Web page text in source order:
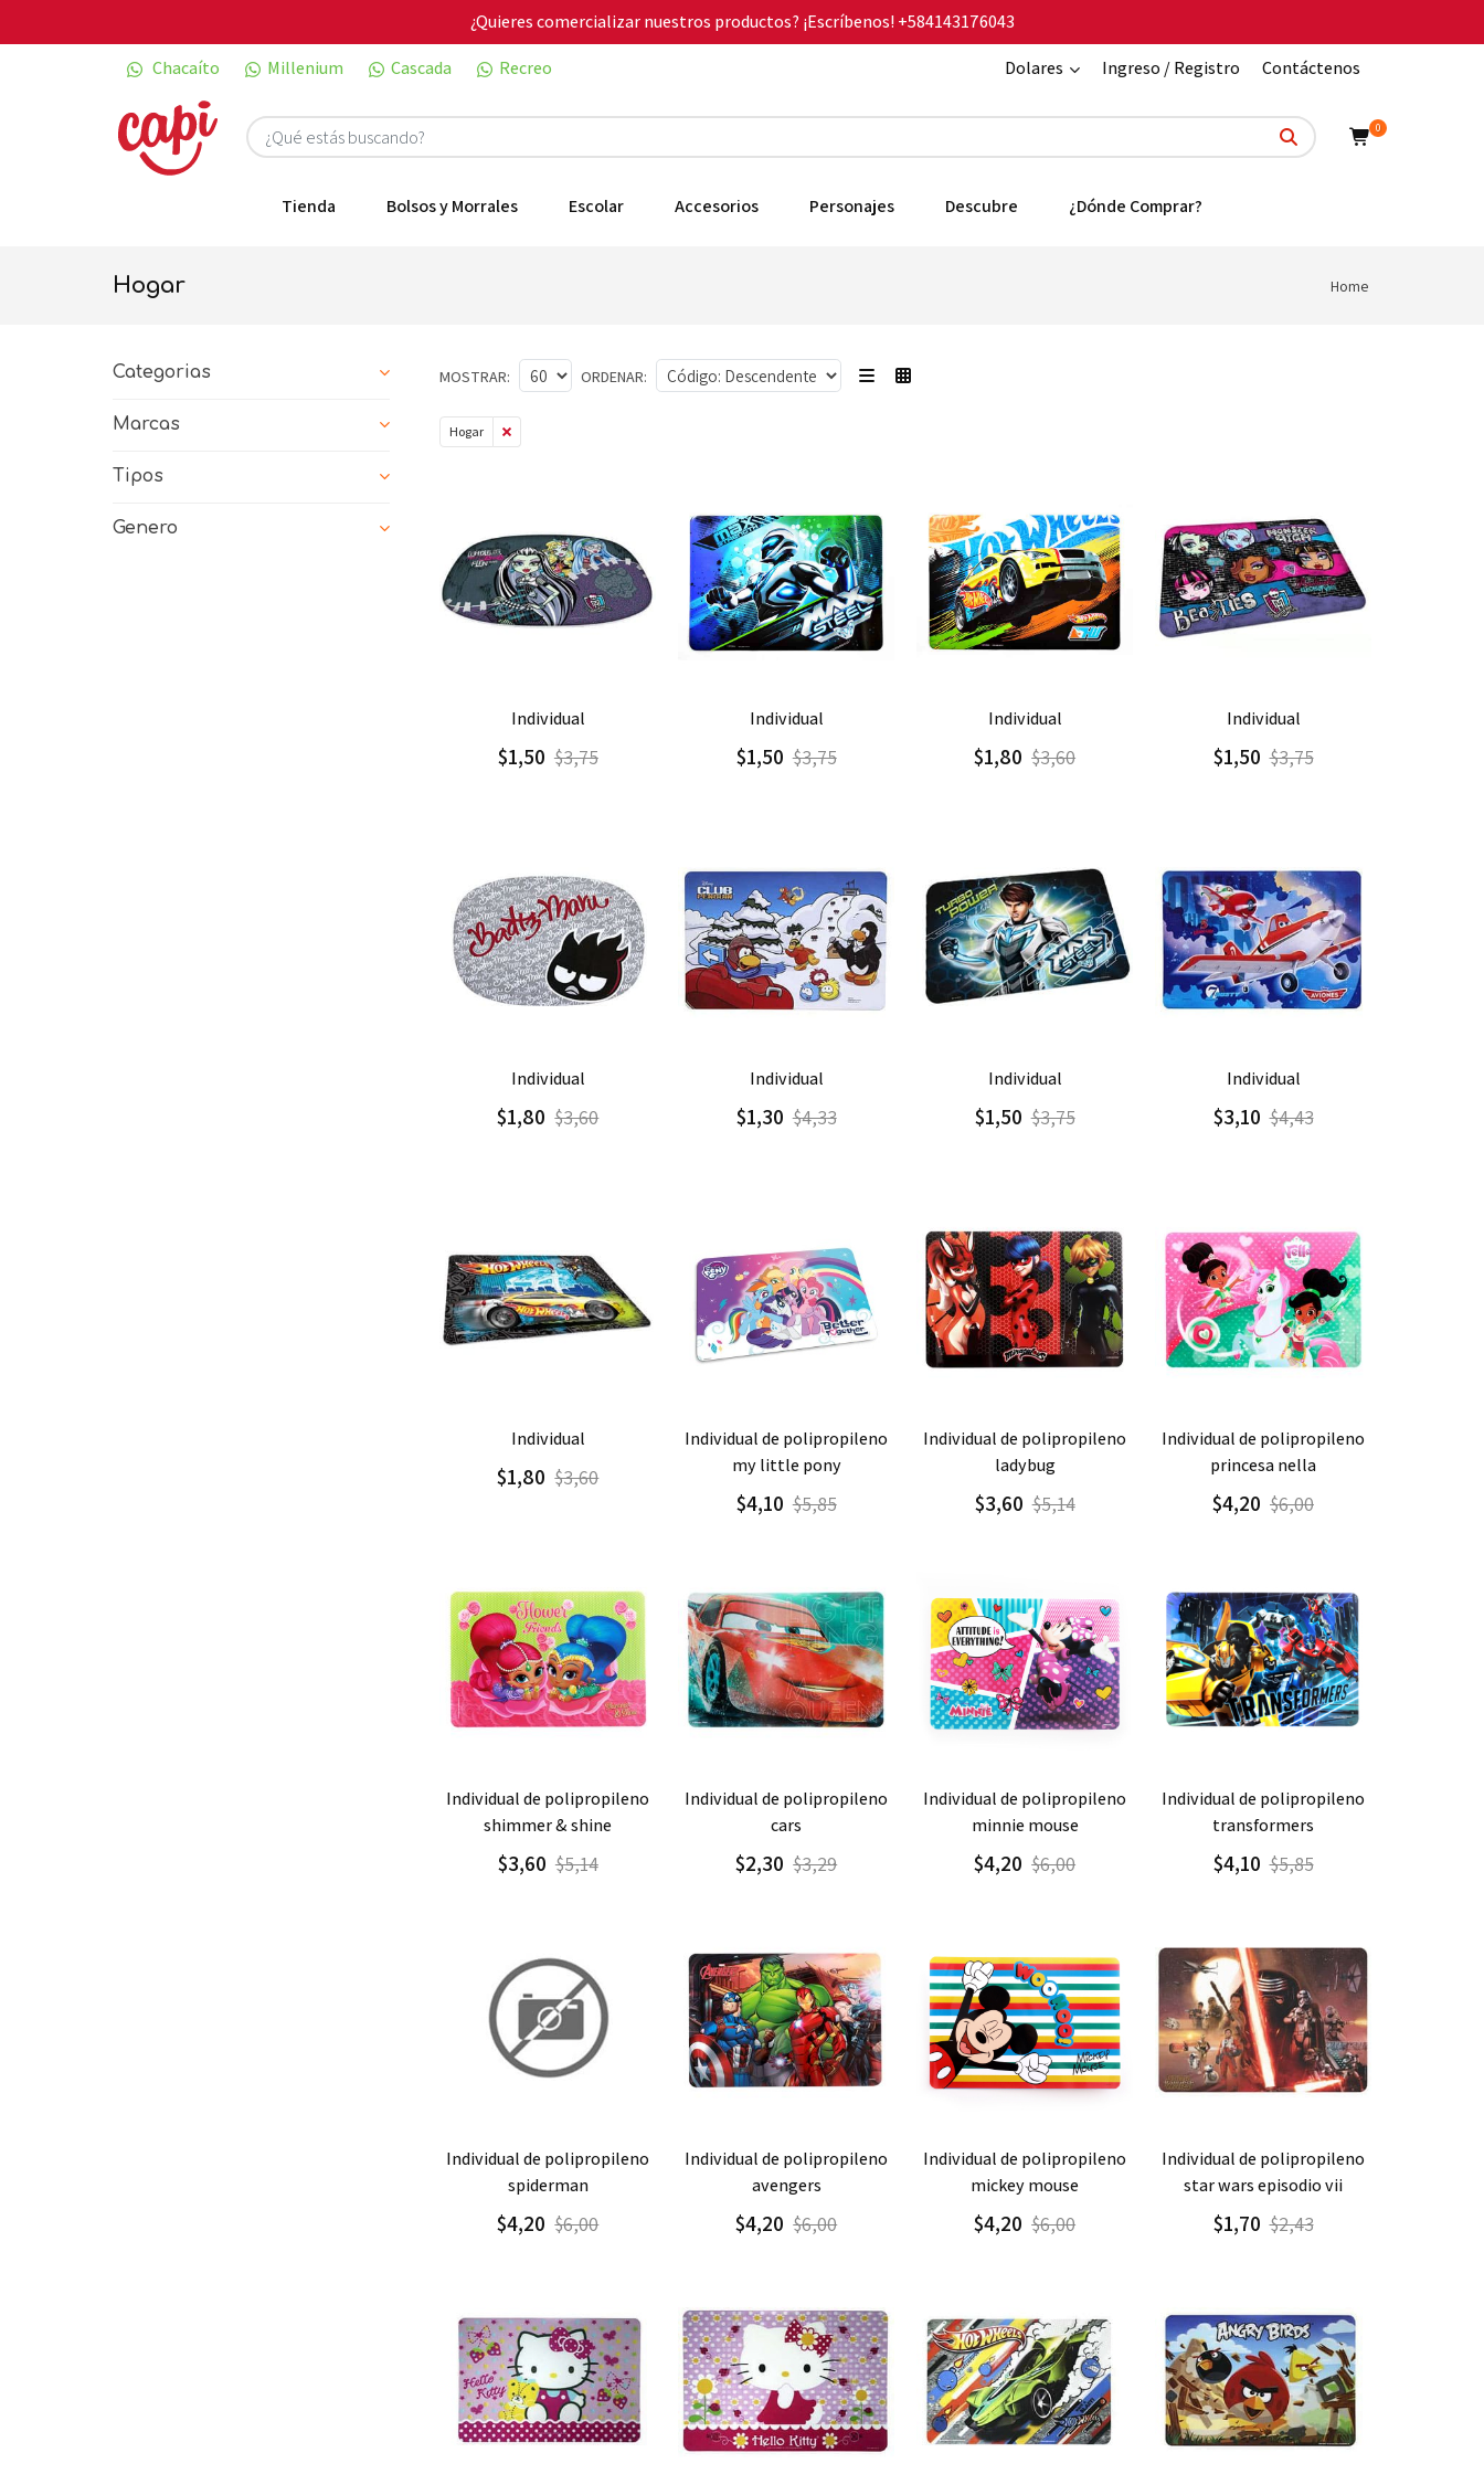
¿Quieres comercializar nuestros productos? ¡Escríbenos!+584143176043
Chacaíto
Millenium Cascada Recreo Dolares Ingreso / Registro Contáctenos
0
Tienda Bolsos y Morrales Escolar Accesorios Personajes Descubre ¿Dónde Comprar?
hogar Home
MOSTRAR: ORDENAR:
Hogar
Agregar Detalle
individual
$1,50 $3,75
Agregar Detalle
individual
$1,50 $3,75
Agregar Detalle
individual
$1,80 $3,60
Agregar Detalle
individual
$1,50 $3,75
Agregar Detalle
individual
$1,80 $3,60
Agregar Detalle
individual
$1,30 $4,33
Agregar Detalle
individual
$1,50 $3,75
Agregar Detalle
individual
$3,10 $4,43
Agregar Detalle
individual
$1,80 $3,60
Agregar Detalle
individual de polipropileno
my little pony
$4,10 $5,85
Agregar Detalle
individual de polipropileno
ladybug
$3,60 $5,14
Agregar Detalle
individual de polipropileno
princesa nella
$4,20 $6,00
Agregar Detalle
individual de polipropileno
shimmer & shine
$3,60 $5,14
Agregar Detalle
individual de polipropileno
cars
$2,30 $3,29
Agregar Detalle
individual de polipropileno
minnie mouse
$4,20 $6,00
Agregar Detalle
individual de polipropileno
transformers
$4,10 $5,85
Agregar Detalle
individual de polipropileno
spiderman
$4,20 $6,00
Agregar Detalle
individual de polipropileno
avengers
$4,20 $6,00
Agregar Detalle
individual de polipropileno
mickey mouse
$4,20 $6,00
Agregar Detalle
individual de polipropileno
star wars episodio vii
$1,70 $2,43
Categorias
Marcas
Tipos
Genero